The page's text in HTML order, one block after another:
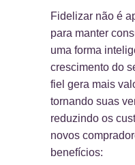
Fidelizar não é
para manter
uma forma
crescimento do
fiel gera mais
tornando suas
reduzindo os
novos
benefícios: